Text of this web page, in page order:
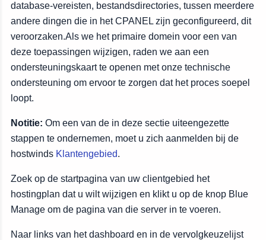
database-vereisten, bestandsdirectories, tussen meerdere
andere dingen die in het CPANEL zijn geconfigureerd, dit
veroorzaken.Als we het primaire domein voor een van
deze toepassingen wijzigen, raden we aan een
ondersteuningskaart te openen met onze technische
ondersteuning om ervoor te zorgen dat het proces soepel
loopt.
Notitie: Om een van de in deze sectie uiteengezette
stappen te ondernemen, moet u zich aanmelden bij de
hostwinds Klantengebied.
Zoek op de startpagina van uw clientgebied het
hostingplan dat u wilt wijzigen en klikt u op de knop Blue
Manage om de pagina van die server in te voeren.
Naar links van het dashboard en in de vervolgkeuzelijst